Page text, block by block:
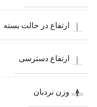
ارتفاع در حالت بسته
ارتفاع دسترسی
وزن نردبان